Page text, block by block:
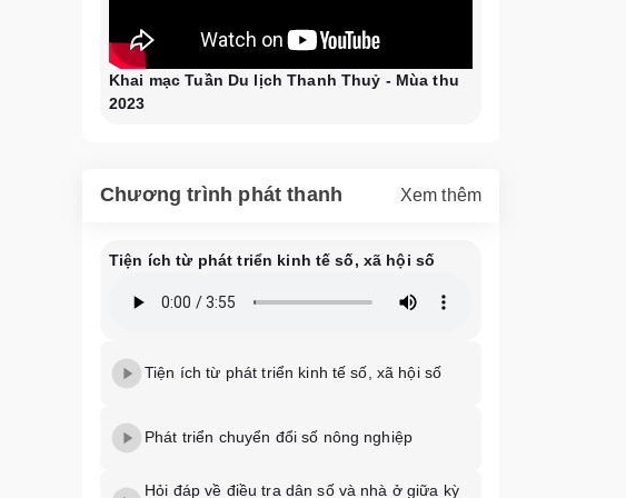
Khai mạc Tuần Du lịch Thanh Thuỷ - Mùa thu
2023
Chương trình phát thanh Xem thêm
Tiện ích từ phát triển kinh tế số, xã hội số
Tiện ích từ phát triển kinh tế số, xã hội số
Phát triển chuyển đổi số nông nghiệp
Hỏi đáp về điều tra dân số và nhà ở giữa kỳ